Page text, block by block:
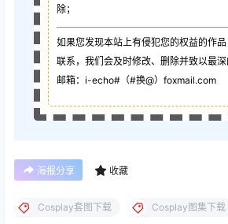
除；
如果您发现本站上有侵犯您的权益的作
联系，我们会及时修改、删除并致以最深
邮箱：i-echo#（#换@）foxmail.com
海报分享 收藏
Cosplay套图下载 Cosplay图集下载